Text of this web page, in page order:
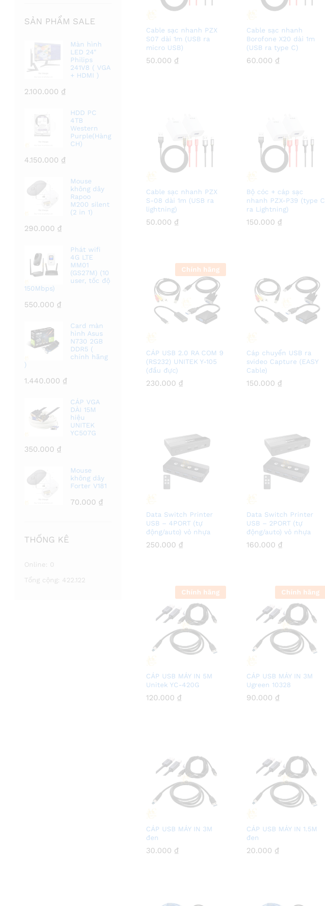
Cable sạc nhanh PZX
S07 dài 1m (USB ra
micro USB)
50.000 ₫
50.000 ₫
Cable sạc nhanh
Borofone X20 dài 1m
(USB ra type C)
60.000 ₫
60.000 ₫
Cable sạc nhanh PZX
S-08 dài 1m (USB ra
lightning)
50.000 ₫
50.000 ₫
Bộ cóc + cáp sạc
nhanh PZX-P39 (type C
ra Lightning)
150.000 ₫
150.000 ₫
Chính hãng
CÁP USB 2.0 RA COM 9
(RS232) UNITEK Y-105
(đầu đực)
230.000 ₫
230.000 ₫
Cáp chuyển USB ra
svideo Capture (EASY
Cable)
150.000 ₫
150.000 ₫
Data Switch Printer
USB – 4PORT (tự
động/auto) vỏ nhựa
250.000 ₫
250.000 ₫
Data Switch Printer
USB – 2PORT (tự
động/auto) vỏ nhựa
160.000 ₫
160.000 ₫
Chính hãng
CÁP USB MÁY IN 5M
Unitek YC-420G
120.000 ₫
120.000 ₫
Chính hãng
CÁP USB MÁY IN 3M
Ugreen 10328
90.000 ₫
90.000 ₫
CÁP USB MÁY IN 3M
đen
30.000 ₫
30.000 ₫
CÁP USB MÁY IN 1.5M
đen
20.000 ₫
20.000 ₫
SẢN PHẨM SALE
Màn hình
LED 24"
Philips
241V8 ( VGA
+ HDMI )
2.100.000 ₫
HDD PC
4TB
Western
Purple(Hàng
CH)
4.150.000 ₫
Mouse
không dây
Rapoo
M200 silent
(2 in 1)
290.000 ₫
Phát wifi
4G LTE
MM01
(GS27M) (10
user, tốc độ
150Mbps)
550.000 ₫
Card màn
hình Asus
N730 2GB
DDR5 (
chính hãng
)
1.440.000 ₫
CÁP VGA
DÀI 15M
hiệu
UNITEK
YC507G
350.000 ₫
Mouse
không dây
Forter V181
70.000 ₫
THỐNG KÊ
Online: 0
Tổng cộng: 422.122